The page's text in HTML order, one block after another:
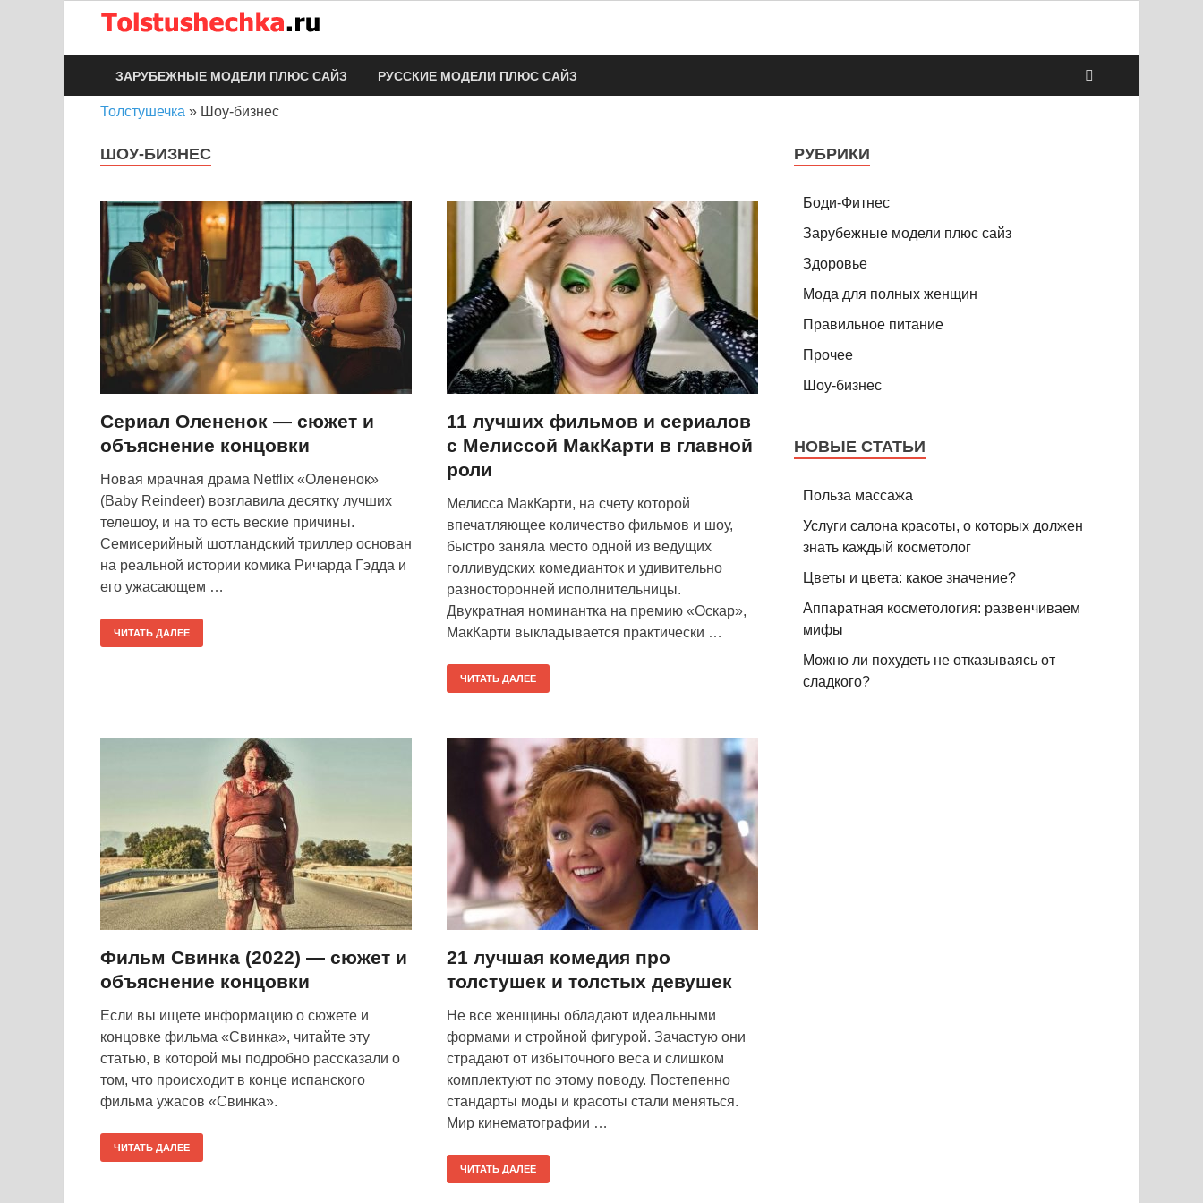
ЗАРУБЕЖНЫЕ МОДЕЛИ ПЛЮС САЙЗ РУССКИЕ МОДЕЛИ ПЛЮС САЙЗ
Толстушечка » Шоу-бизнес
ШОУ-БИЗНЕС
Сериал Олененок — сюжет и
объяснение концовки
Новая мрачная драма Netflix «Олененок»
(Baby Reindeer) возглавила десятку лучших
телешоу, и на то есть веские причины.
Семисерийный шотландский триллер основан
на реальной истории комика Ричарда Гэдда и
его ужасающем …
ЧИТАТЬ ДАЛЕЕ
11 лучших фильмов и сериалов
с Мелиссой МакКарти в главной
роли
Мелисса МакКарти, на счету которой
впечатляющее количество фильмов и шоу,
быстро заняла место одной из ведущих
голливудских комедианток и удивительно
разносторонней исполнительницы.
Двукратная номинантка на премию «Оскар»,
МакКарти выкладывается практически …
ЧИТАТЬ ДАЛЕЕ
Фильм Свинка (2022) — сюжет и
объяснение концовки
Если вы ищете информацию о сюжете и
концовке фильма «Свинка», читайте эту
статью, в которой мы подробно рассказали о
том, что происходит в конце испанского
фильма ужасов «Свинка».
ЧИТАТЬ ДАЛЕЕ
21 лучшая комедия про
толстушек и толстых девушек
Не все женщины обладают идеальными
формами и стройной фигурой. Зачастую они
страдают от избыточного веса и слишком
комплектуют по этому поводу. Постепенно
стандарты моды и красоты стали меняться.
Мир кинематографии …
ЧИТАТЬ ДАЛЕЕ
РУБРИКИ
Боди-Фитнес
Зарубежные модели плюс сайз
Здоровье
Мода для полных женщин
Правильное питание
Прочее
Шоу-бизнес
НОВЫЕ СТАТЬИ
Польза массажа
Услуги салона красоты, о которых должен
знать каждый косметолог
Цветы и цвета: какое значение?
Аппаратная косметология: развенчиваем
мифы
Можно ли похудеть не отказываясь от
сладкого?